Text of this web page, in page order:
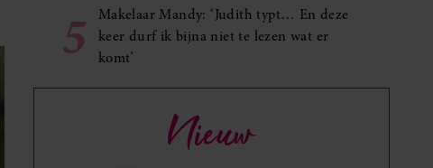
5
Makelaar Mandy: ‘Judith typt… En deze
keer durf ik bijna niet te lezen wat er
komt’
Nieuw